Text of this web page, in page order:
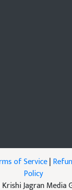
of Service|
Policy
Jagran Media